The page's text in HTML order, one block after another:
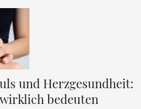
und Herzgesundheit:
bedeuten